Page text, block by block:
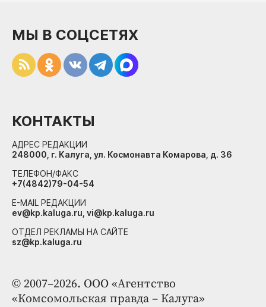
© 2007–2026. ООО «Агентство
«Комсомольская правда – Калуга»
МЫ В СОЦСЕТЯХ
КОНТАКТЫ
АДРЕС РЕДАКЦИИ
248000, г. Калуга, ул. Космонавта Комарова, д. 36
ТЕЛЕФОН/ФАКС
+7(4842)79-04-54
E-MAIL РЕДАКЦИИ
ev@kp.kaluga.ru, vi@kp.kaluga.ru
ОТДЕЛ РЕКЛАМЫ НА САЙТЕ
sz@kp.kaluga.ru